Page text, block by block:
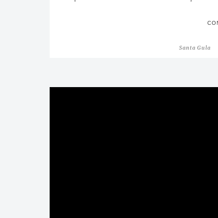
Santa Gula